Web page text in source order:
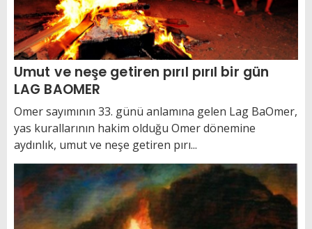
Umut ve neşe getiren pırıl pırıl bir gün
LAG BAOMER
Omer sayımının 33. günü anlamına gelen Lag BaOmer,
yas kurallarının hakim olduğu Omer dönemine
aydınlık, umut ve neşe getiren pırı...